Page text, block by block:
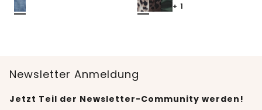
+ 1
Newsletter Anmeldung
Jetzt Teil der Newsletter-Community werden!